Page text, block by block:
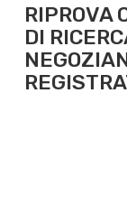
RIPROVA
DI